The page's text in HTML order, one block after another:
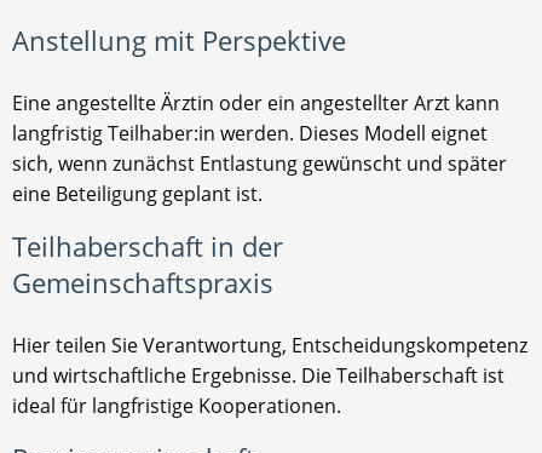
Anstellung mit Perspektive
Eine angestellte Ärztin oder ein angestellter Arzt kann
langfristig Teilhaber:in werden. Dieses Modell eignet
sich, wenn zunächst Entlastung gewünscht und später
eine Beteiligung geplant ist.
Teilhaberschaft in der
Gemeinschaftspraxis
Hier teilen Sie Verantwortung, Entscheidungskompetenz
und wirtschaftliche Ergebnisse. Die Teilhaberschaft ist
ideal für langfristige Kooperationen.